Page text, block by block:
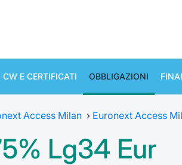
CW E CERTIFICATI OBBLIGAZIONI
Access Milan › Euronext Access
Lg34 Eur